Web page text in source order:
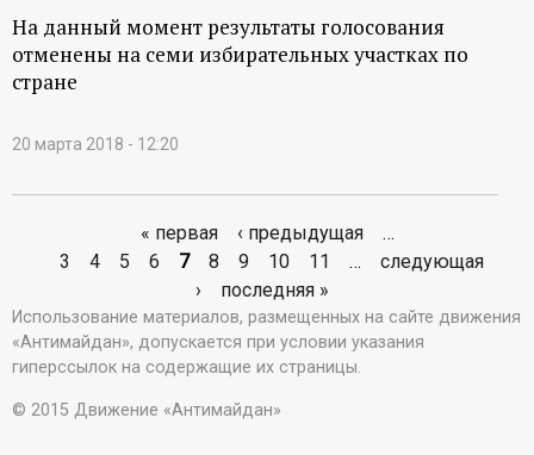
На данный момент результаты голосования
отменены на семи избирательных участках по
стране
20 марта 2018 - 12:20
т
р
« первая ‹ предыдущая
…
3
4 5 6 7 8 9 10 11 …
следующая
›
последняя »
Использование материалов, размещенных на сайте движения
«Антимайдан», допускается при условии указания
гиперссылок на содержащие их страницы.
© 2015 Движение «Антимайдан»